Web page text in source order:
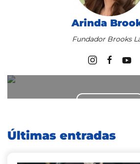
Arinda
Fundador Brooks
Obtenga ayuda
Últimas entradas